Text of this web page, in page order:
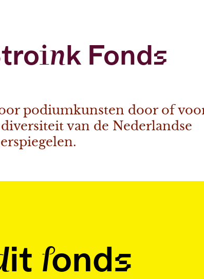
Fonds
podiumkunsten door of
van de Nederlandse
fonds